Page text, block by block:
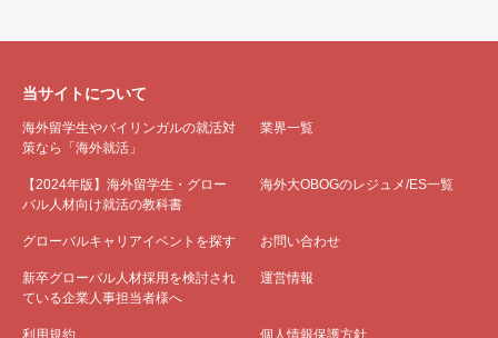
当サイトについて
海外留学生やバイリンガルの就活対
策なら「海外就活」
業界一覧
【2024年版】海外留学生・グロー
バル人材向け就活の教科書
海外大OBOGのレジュメ/ES一覧
グローバルキャリアイベントを探す お問い合わせ
新卒グローバル人材採用を検討され
ている企業人事担当者様へ
運営情報
利用規約 個人情報保護方針